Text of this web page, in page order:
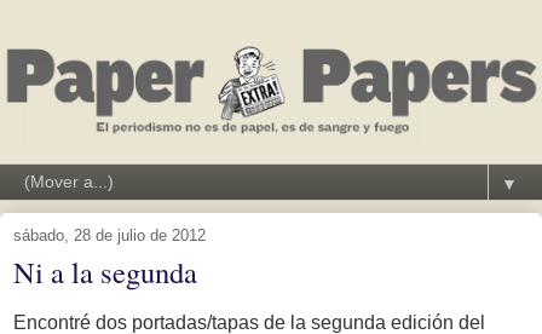
▼
sábado, 28 de julio de 2012
Ni a la segunda
Encontré dos portadas/tapas de la segunda edición del